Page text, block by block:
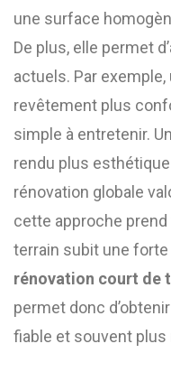
une surface
De plus, elle permet
actuels. Par
revêtement plus
simple à entretenir.
rendu plus
rénovation globale
cette approche
terrain subit une
rénovation court de
permet donc
fiable et souvent